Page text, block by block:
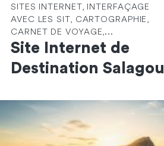
SITES INTERNET, INTERFAÇAGE
AVEC LES SIT, CARTOGRAPHIE,
CARNET DE VOYAGE,...
Site Internet de
Destination Salagou